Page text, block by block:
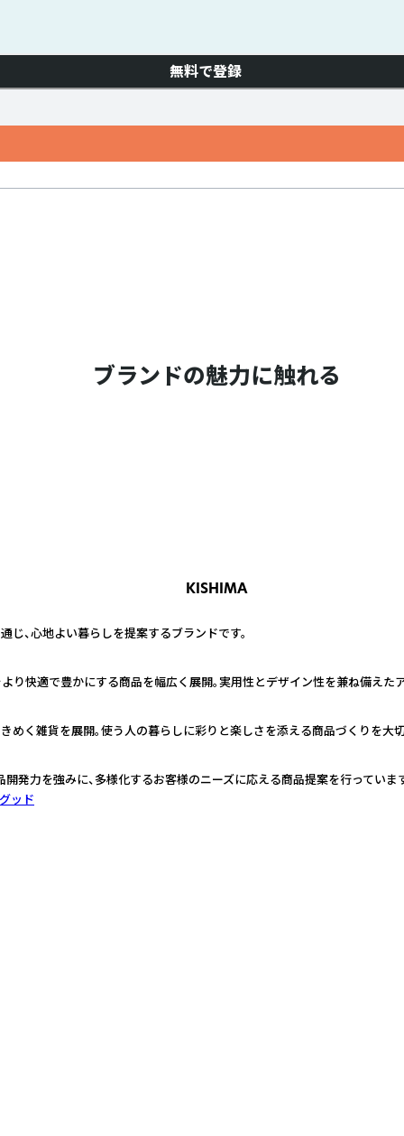
無料で登録
ブランドの魅力に触れる
KISHIMA
じ、心地よい暮らしを提案するブランドです。
より快適で豊かにする商品を幅広く展開。実用性とデザイン性を兼ね備えた
めく雑貨を展開。使う人の暮らしに彩りと楽しさを添える商品づくりを大
発力を強みに、多様化するお客様のニーズに応える商品提案を行っていま
ッド